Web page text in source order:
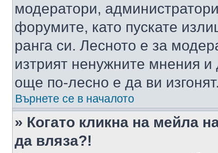
модератори,
форумите, като пускате
ранга си. Лесното е за
изтрият ненужните мнения
още по-лесно е да ви
Върнете се в началото
» Когато кликна на мейла
да вляза?!